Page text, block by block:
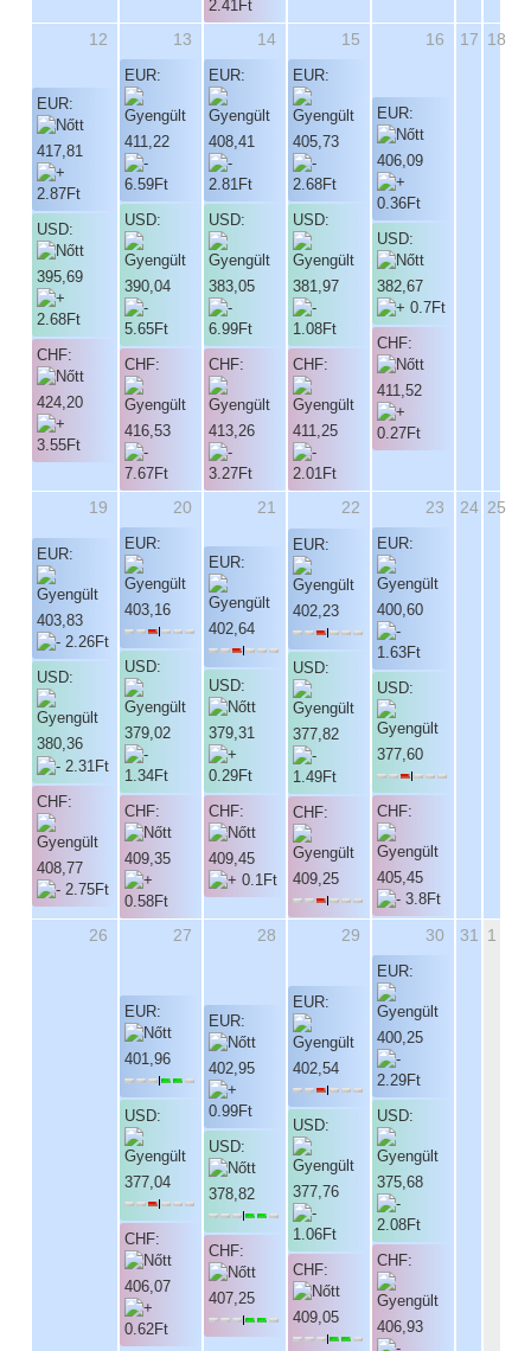
12
EUR:
417,81
USD:
395,69
CHF:
424,20
13
EUR:
411,22
USD:
390,04
CHF:
416,53
14
EUR:
408,41
USD:
383,05
CHF:
413,26
15
EUR:
405,73
USD:
381,97
CHF:
411,25
16
EUR:
406,09
USD:
382,67
CHF:
411,52
17 18
19
EUR:
403,83
USD:
380,36
CHF:
408,77
20
EUR:
403,16
USD:
379,02
CHF:
409,35
21
EUR:
402,64
USD:
379,31
CHF:
409,45
22
EUR:
402,23
USD:
377,82
CHF:
409,25
23
EUR:
400,60
USD:
377,60
CHF:
405,45
24 25
26 27
EUR:
401,96
USD:
377,04
CHF:
406,07
28
EUR:
402,95
USD:
378,82
CHF:
407,25
29
EUR:
402,54
USD:
377,76
CHF:
409,05
30
EUR:
400,25
USD:
375,68
CHF:
406,93
31 1